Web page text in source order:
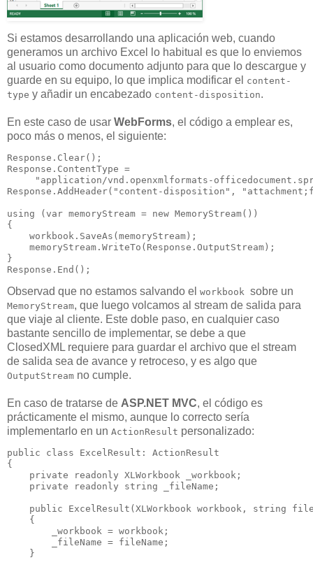
Si estamos desarrollando una aplicación web, cuando
generamos un archivo Excel lo habitual es que lo enviemos
al usuario como documento adjunto para que lo descargue y
guarde en su equipo, lo que implica modificar el content-
type y añadir un encabezado content-disposition.
En este caso de usar WebForms, el código a emplear es,
poco más o menos, el siguiente:
Response.Clear();
Response.ContentType =
"application/vnd.openxmlformats-
Response.AddHeader("content-disposition",
using (var memoryStream = new MemoryStream())
{
    workbook.SaveAs(memoryStream);
    memoryStream.WriteTo(Response.OutputStream);
}
Response.End();
Observad que no estamos salvando el workbook sobre un
MemoryStream, que luego volcamos al stream de salida para
que viaje al cliente. Este doble paso, en cualquier caso
bastante sencillo de implementar, se debe a que
ClosedXML requiere para guardar el archivo que el stream
de salida sea de avance y retroceso, y es algo que
OutputStream no cumple.
En caso de tratarse de ASP.NET MVC, el código es
prácticamente el mismo, aunque lo correcto sería
implementarlo en un ActionResult personalizado:
public class ExcelResult: ActionResult
{
    private readonly XLWorkbook _workbook;
    private readonly string _fileName;
public ExcelResult(XLWorkbook workbook, string
    {
        _workbook = workbook;
        _fileName = fileName;
    }